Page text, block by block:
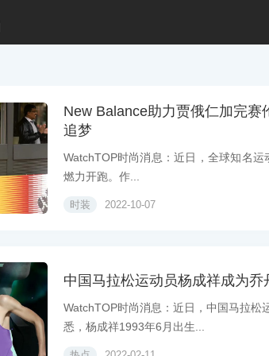
New Balance助力贾俄仁加完
追梦
WatchTOP时尚消息：近日，全球知名
燃力开跑。作...
时装 2022-10-07
中国马拉松运动员杨成祥成为乔
WatchTOP时尚消息：近日，中国马拉松
悉，杨成祥1993年6月出生...